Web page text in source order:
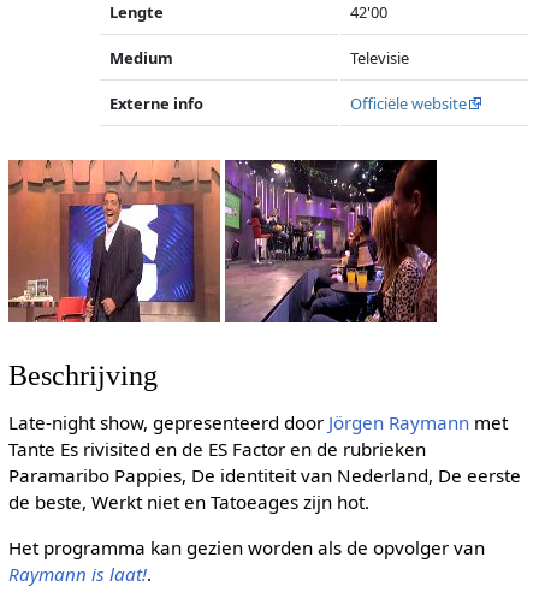
Lengte 42'00
Medium Televisie
Externe info Officiële website
Beschrijving
Late-night show, gepresenteerd door Jörgen Raymannmet
Tante Es rivisited en de ES Factor en de rubrieken
Paramaribo Pappies, De identiteit van Nederland, De eerste
de beste, Werkt niet en Tatoeages zijn hot.
Het programma kan gezien worden als de opvolger van
Raymann is laat!.